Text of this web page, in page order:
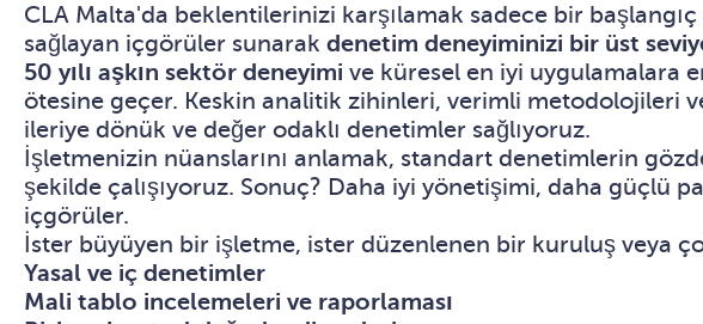
CLA Malta'da beklentilerinizi karşılamak sadece bir başlangıç
sağlayan içgörüler sunarak denetim deneyiminizi bir üst
50 yılı aşkın sektör deneyimi ve küresel en iyi uygulamalara
ötesine geçer. Keskin analitik zihinleri, verimli metodolojileri
ileriye dönük ve değer odaklı denetimler sağlıyoruz.
İşletmenizin nüanslarını anlamak, standart denetimlerin
şekilde çalışıyoruz. Sonuç? Daha iyi yönetişimi, daha güçlü
içgörüler.
İster büyüyen bir işletme, ister düzenlenen bir kuruluş veya
Yasal ve iç denetimler
Mali tablo incelemeleri ve raporlaması